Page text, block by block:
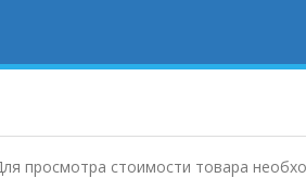
просмотра стоимости товара